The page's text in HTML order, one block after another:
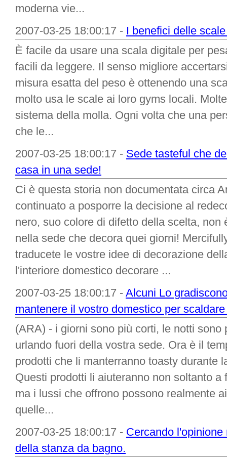
moderna vie...
2007-03-25 18:00:17 - I benefici delle
È facile da usare una scala digitale per
facili da leggere. Il senso migliore
misura esatta del peso è ottenendo una
molto usa le scale ai loro gyms locali.
sistema della molla. Ogni volta che una
che le...
2007-03-25 18:00:17 - Sede tasteful che
casa in una sede!
Ci è questa storia non documentata circa
continuato a posporre la decisione al
nero, suo colore di difetto della scelta, non
nella sede che decora quei giorni!
traducete le vostre idee di decorazione
l'interiore domestico decorare ...
2007-03-25 18:00:17 - Alcuni Lo
mantenere il vostro domestico per
(ARA) - i giorni sono più corti, le notti sono
urlando fuori della vostra sede. Ora è il
prodotti che li manterranno toasty durante
Questi prodotti li aiuteranno non soltanto
ma i lussi che offrono possono realmente
quelle...
2007-03-25 18:00:17 - Cercando
della stanza da bagno.